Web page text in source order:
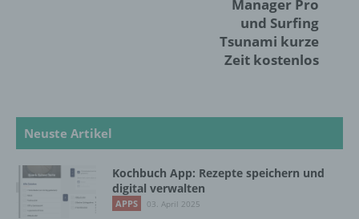
Manager Pro
und Surfing
Tsunami kurze
Zeit kostenlos
Neuste Artikel
Kochbuch App: Rezepte speichern und
digital verwalten
APPS 03. April 2025
identifizierbare natürliche Person, deren
personenbezogene Daten von dem für die
Verarbeitung Verantwortlichen verarbeitet
Verarbeitung ist jeder mit oder ohne Hilfe
Vorgang oder jede solche Vorgangsreihe im
Zusammenhang mit personenbezogenen
Daten wie das Erheben, das Erfassen, die